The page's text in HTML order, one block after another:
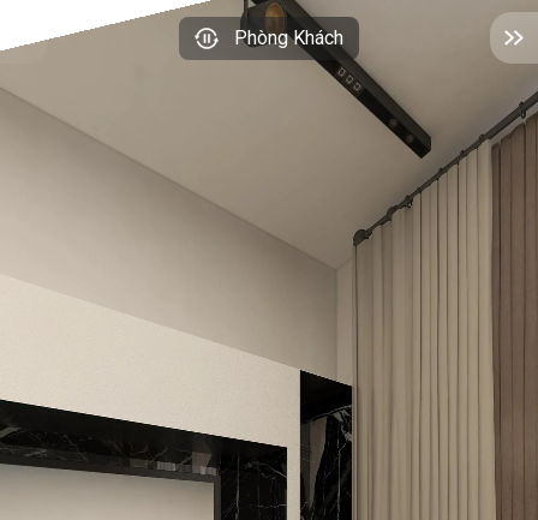
Phòng Khách